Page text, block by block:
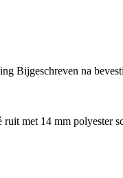
Bijgeschreven na
met 14 mm polyester